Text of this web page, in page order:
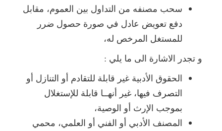
سحب مصنفه من التداول بين العموم، مقابل
دفع تعويض عادل في صورة حصول ضرر
للمستغل المرخص له،
و تجدر الاشارة الى ما يلي :
الحقوق الأدبية غير قابلة للتقادم أو التنازل أو
التصرف فيها، غير أنهــا قابلة للإستغلال
بموجب الإرث أو الوصية،
المصنف الأدبي أو الفني أو العلمي، محمي